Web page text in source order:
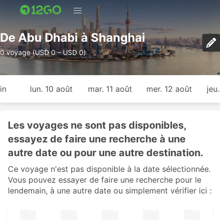
De Abu Dhabi à Shanghai
0 voyage (USD 0 – USD 0)
lun. 10 août mar. 11 août mer. 12 août
Les voyages ne sont pas disponibles,
essayez de faire une recherche à une
autre date ou pour une autre destination.
Ce voyage n'est pas disponible à la date sélectionnée.
Vous pouvez essayer de faire une recherche pour le
lendemain, à une autre date ou simplement vérifier ici :